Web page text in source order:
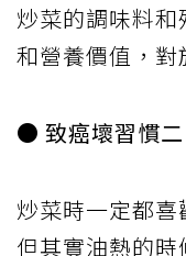
炒菜的調味料
和營養價值，對
● 致癌壞習慣二
炒菜時一定都喜
但其實油熱的